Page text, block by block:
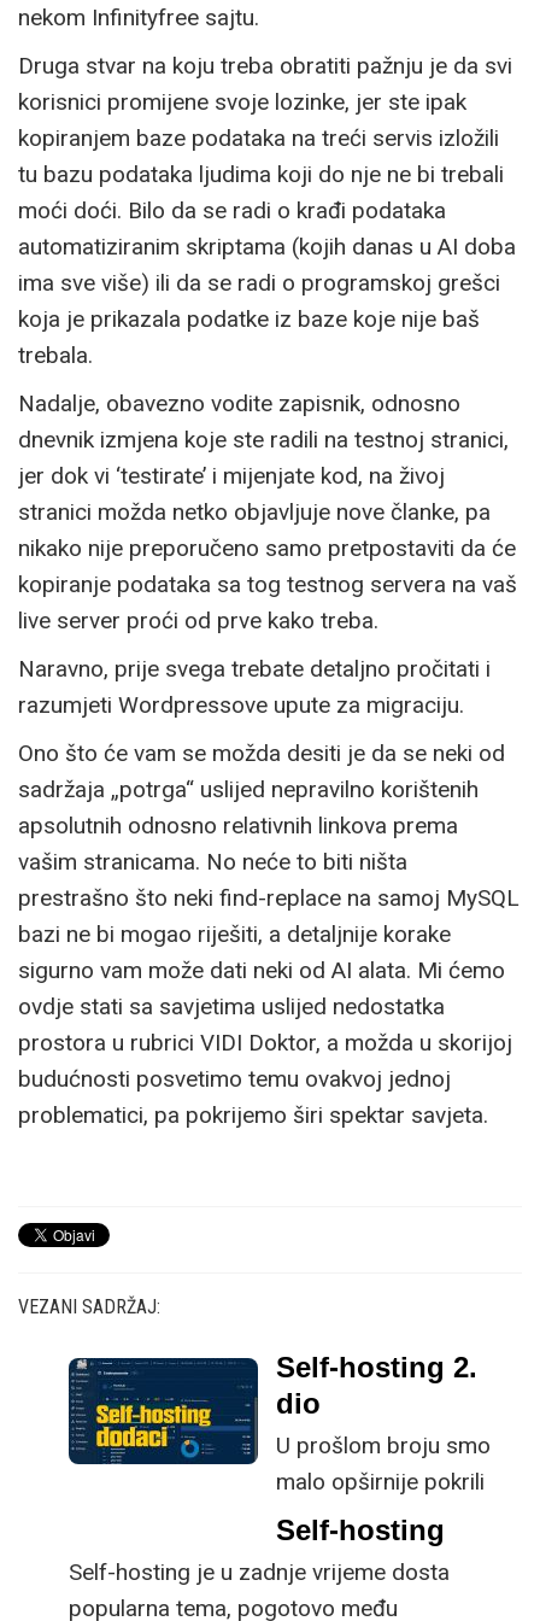
nekom Infinityfree sajtu.
Druga stvar na koju treba obratiti pažnju je da svi
korisnici promijene svoje lozinke, jer ste ipak
kopiranjem baze podataka na treći servis izložili
tu bazu podataka ljudima koji do nje ne bi trebali
moći doći. Bilo da se radi o krađi podataka
automatiziranim skriptama (kojih danas u AI doba
ima sve više) ili da se radi o programskoj grešci
koja je prikazala podatke iz baze koje nije baš
trebala.
Nadalje, obavezno vodite zapisnik, odnosno
dnevnik izmjena koje ste radili na testnoj stranici,
jer dok vi ‘testirate’ i mijenjate kod, na živoj
stranici možda netko objavljuje nove članke, pa
nikako nije preporučeno samo pretpostaviti da će
kopiranje podataka sa tog testnog servera na vaš
live server proći od prve kako treba.
Naravno, prije svega trebate detaljno pročitati i
razumjeti Wordpressove upute za migraciju.
Ono što će vam se možda desiti je da se neki od
sadržaja „potrga“ uslijed nepravilno korištenih
apsolutnih odnosno relativnih linkova prema
vašim stranicama. No neće to biti ništa
prestrašno što neki find-replace na samoj MySQL
bazi ne bi mogao riješiti, a detaljnije korake
sigurno vam može dati neki od AI alata. Mi ćemo
ovdje stati sa savjetima uslijed nedostatka
prostora u rubrici VIDI Doktor, a možda u skorijoj
budućnosti posvetimo temu ovakvoj jednoj
problematici, pa pokrijemo širi spektar savjeta.
VEZANI SADRŽAJ:
Self-hosting 2.
dio
U prošlom broju smo
malo opširnije pokrili
temu i koncepte self-
selekciju aplikacija i
Self-hosting
Self-hosting je u zadnje vrijeme dosta
popularna tema, pogotovo među